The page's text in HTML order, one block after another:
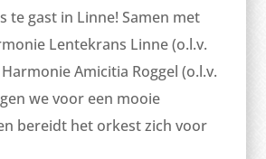
te gast in Linne! Samen met
Lentekrans Linne (o.l.v.
Amicitia Roggel (o.l.v.
we voor een mooie
bereidt het orkest zich voor